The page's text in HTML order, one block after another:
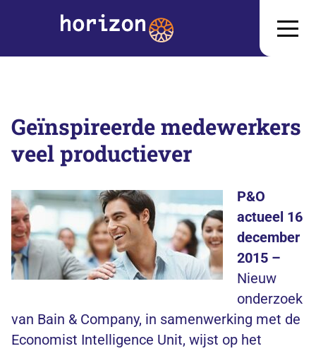
Geïnspireerde medewerkers
veel productiever
P&O
actueel 16
december
2015 –
Nieuw
onderzoek
van Bain & Company, in samenwerking met de
Economist Intelligence Unit, wijst op het